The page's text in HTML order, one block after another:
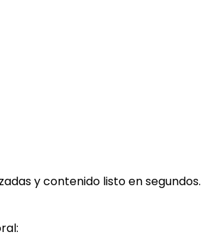
y contenido listo en segundos.